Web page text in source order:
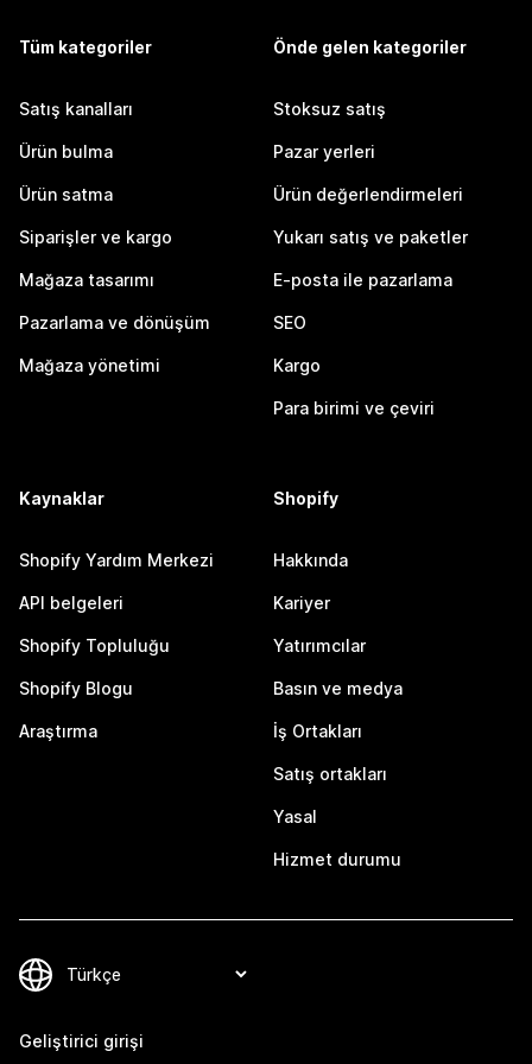
Tüm kategoriler
Satış kanalları
Ürün bulma
Ürün satma
Siparişler ve kargo
Mağaza tasarımı
Pazarlama ve dönüşüm
Mağaza yönetimi
Önde gelen kategoriler
Stoksuz satış
Pazar yerleri
Ürün değerlendirmeleri
Yukarı satış ve paketler
E-posta ile pazarlama
SEO
Kargo
Para birimi ve çeviri
Kaynaklar
Shopify Yardım Merkezi
API belgeleri
Shopify Topluluğu
Shopify Blogu
Araştırma
Shopify
Hakkında
Kariyer
Yatırımcılar
Basın ve medya
İş Ortakları
Satış ortakları
Yasal
Hizmet durumu
Geliştirici girişi